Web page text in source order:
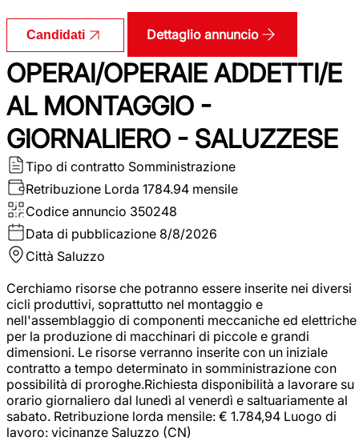
Candidati Dettaglio annuncio
OPERAI/OPERAIE ADDETTI/E
AL MONTAGGIO -
GIORNALIERO - SALUZZESE
Tipo di contratto Somministrazione
Retribuzione Lorda 1784.94 mensile
Codice annuncio 350248
Data di pubblicazione 8/8/2026
Città Saluzzo
Cerchiamo risorse che potranno essere inserite nei diversi
cicli produttivi, soprattutto nel montaggio e
nell'assemblaggio di componenti meccaniche ed elettriche
per la produzione di macchinari di piccole e grandi
dimensioni. Le risorse verranno inserite con un iniziale
contratto a tempo determinato in somministrazione con
possibilità di proroghe.Richiesta disponibilità a lavorare su
orario giornaliero dal lunedì al venerdì e saltuariamente al
sabato. Retribuzione lorda mensile: € 1.784,94 Luogo di
lavoro: vicinanze Saluzzo (CN)